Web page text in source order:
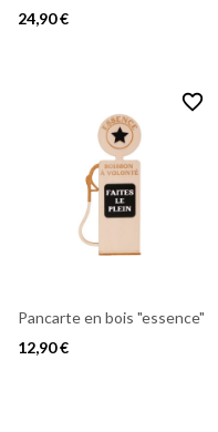
24,90 €
favorite_border
Pancarte en bois "essence"
12,90 €